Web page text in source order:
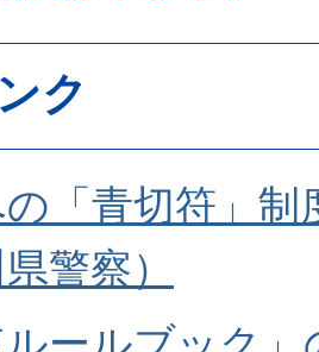
ク
「青切符」
警察）